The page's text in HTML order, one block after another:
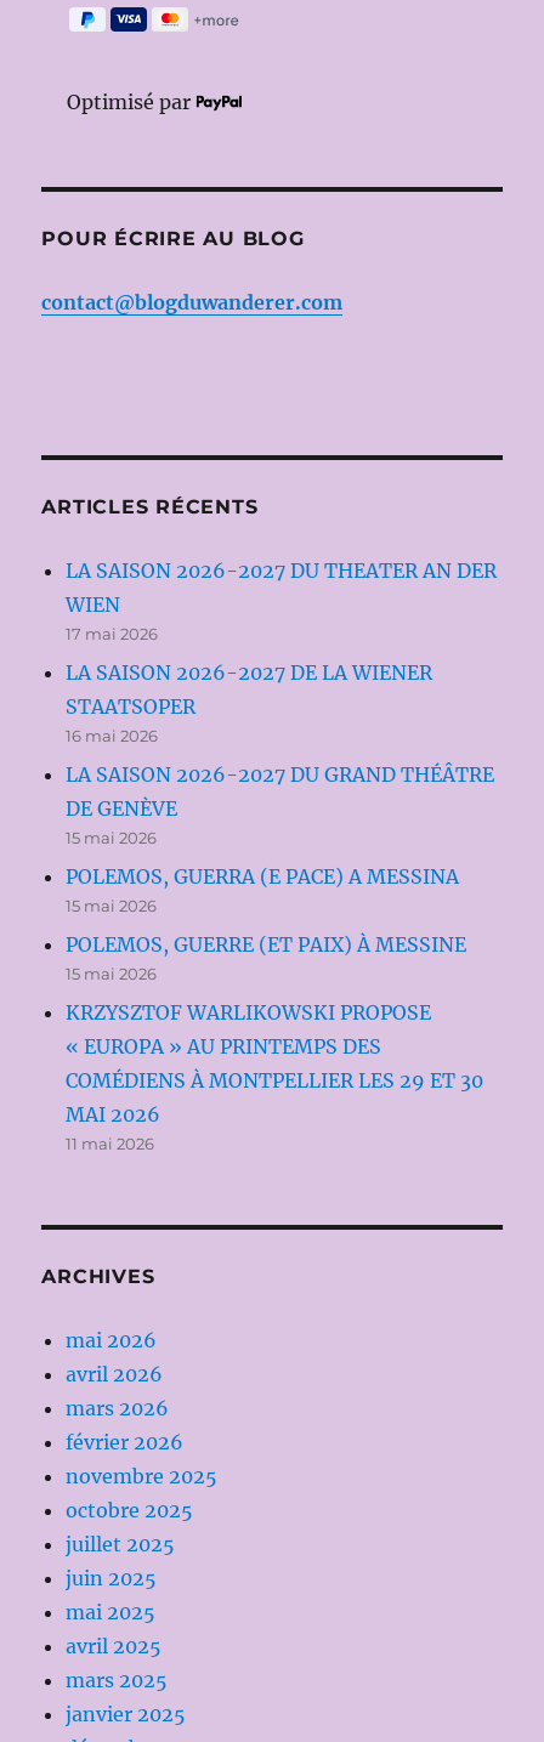
Optimisé par
POUR ÉCRIRE AU BLOG
contact@blogduwanderer.com
ARTICLES RÉCENTS
LA SAISON 2026-2027 DU THEATER AN DER
WIEN
17 mai 2026
LA SAISON 2026-2027 DE LA WIENER
STAATSOPER
16 mai 2026
LA SAISON 2026-2027 DU GRAND THÉÂTRE
DE GENÈVE
15 mai 2026
POLEMOS, GUERRA (E PACE) A MESSINA
15 mai 2026
POLEMOS, GUERRE (ET PAIX) À MESSINE
15 mai 2026
KRZYSZTOF WARLIKOWSKI PROPOSE
« EUROPA » AU PRINTEMPS DES
COMÉDIENS À MONTPELLIER LES 29 ET 30
MAI 2026
11 mai 2026
ARCHIVES
mai 2026
avril 2026
mars 2026
février 2026
novembre 2025
octobre 2025
juillet 2025
juin 2025
mai 2025
avril 2025
mars 2025
janvier 2025